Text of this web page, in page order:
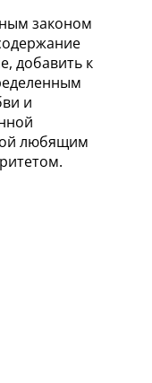
законом
добавить к
и
любящим